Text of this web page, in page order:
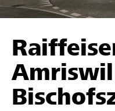
Sostenere
Aiuto &
Trova progetti e
Amriswil